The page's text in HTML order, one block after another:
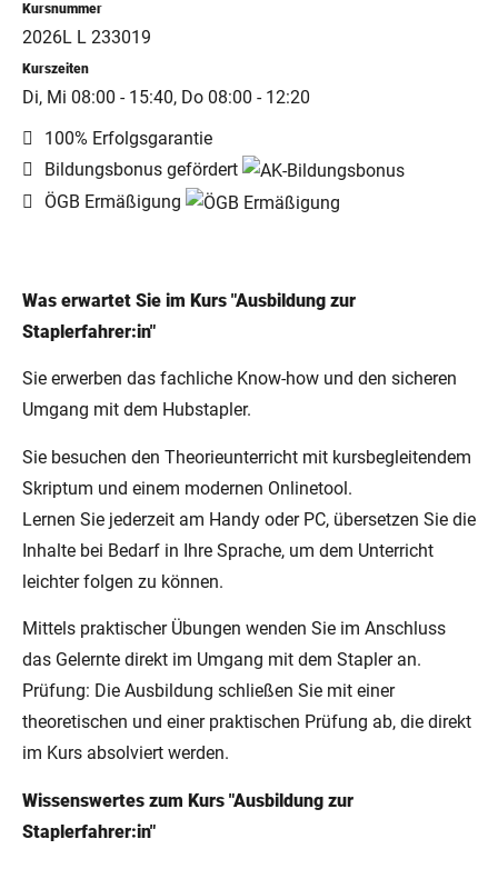
Was erwartet Sie im Kurs "Ausbildung zur
Staplerfahrer:in"
Sie erwerben das fachliche Know-how und den sicheren
Umgang mit dem Hubstapler.
Sie besuchen den Theorieunterricht mit kursbegleitendem
Skriptum und einem modernen Onlinetool.
Lernen Sie jederzeit am Handy oder PC, übersetzen Sie die
Inhalte bei Bedarf in Ihre Sprache, um dem Unterricht
leichter folgen zu können.
Mittels praktischer Übungen wenden Sie im Anschluss
das Gelernte direkt im Umgang mit dem Stapler an.
Prüfung: Die Ausbildung schließen Sie mit einer
theoretischen und einer praktischen Prüfung ab, die direkt
im Kurs absolviert werden.
Wissenswertes zum Kurs "Ausbildung zur
Staplerfahrer:in"
Kursnummer
2026L L 233019
Kurszeiten
Di, Mi 08:00 - 15:40, Do 08:00 - 12:20
100% Erfolgsgarantie
Bildungsbonus gefördert
ÖGB Ermäßigung